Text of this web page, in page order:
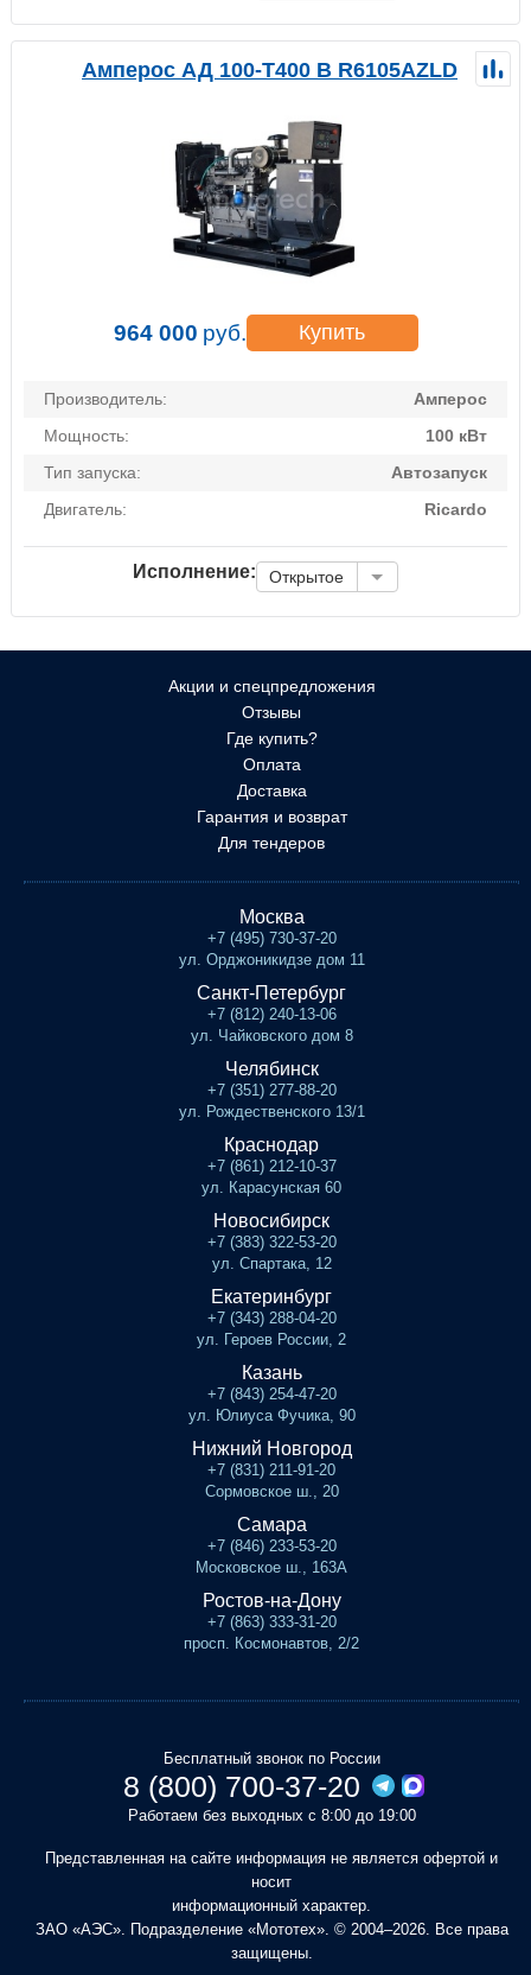
Амперос АД 100-Т400 B R6105AZLD
964 000 руб. Купить
Производитель:
Амперос
Мощность:
100 кВт
Тип запуска:
Автозапуск
Двигатель:
Ricardo
Исполнение: Открытое
Акции и спецпредложения
Отзывы
Где купить?
Оплата
Доставка
Гарантия и возврат
Для тендеров
Москва
+7 (495) 730-37-20
ул. Орджоникидзе дом 11
Санкт-Петербург
+7 (812) 240-13-06
ул. Чайковского дом 8
Челябинск
+7 (351) 277-88-20
ул. Рождественского 13/1
Краснодар
+7 (861) 212-10-37
ул. Карасунская 60
Новосибирск
+7 (383) 322-53-20
ул. Спартака, 12
Екатеринбург
+7 (343) 288-04-20
ул. Героев России, 2
Казань
+7 (843) 254-47-20
ул. Юлиуса Фучика, 90
Нижний Новгород
+7 (831) 211-91-20
Сормовское ш., 20
Самара
+7 (846) 233-53-20
Московское ш., 163А
Ростов-на-Дону
+7 (863) 333-31-20
просп. Космонавтов, 2/2
Бесплатный звонок по России
8 (800) 700-37-20
Работаем без выходных с 8:00 до 19:00
Представленная на сайте информация не является офертой и
носит
информационный характер.
ЗАО «АЭС». Подразделение «Мототех». © 2004–2026. Все права
защищены.